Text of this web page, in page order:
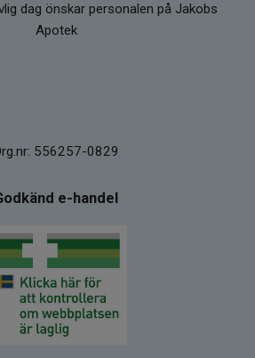
dag önskar personalen på Jakobs
Apotek
556257-0829
e-handel